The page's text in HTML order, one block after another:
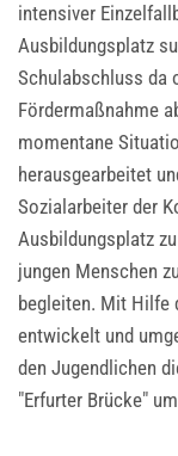
intensiver
Ausbildungsplatz
Schulabschluss da
Fördermaßnahme
momentane
herausgearbeitet
Sozialarbeiter der
Ausbildungsplatz
jungen Menschen
begleiten. Mit
entwickelt und
den Jugendlichen
"Erfurter Brücke"